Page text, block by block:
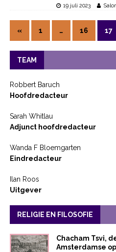
19 juli 2023
« 1 … 16 17
TEAM
Robbert Baruch
Hoofdredacteur
Sarah Whitlau
Adjunct hoofdredacteur
Wanda F Bloemgarten
Eindredacteur
Ilan Roos
Uitgever
RELIGIE EN FILOSOFIE
Chacham Tsvi,
Amsterdamse